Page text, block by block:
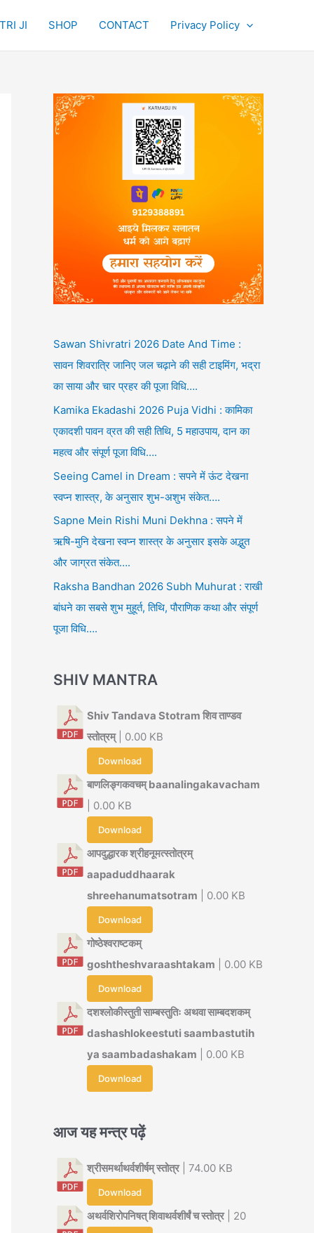
JI SHOP CONTACT Privacy Policy
Sawan Shivratri 2026 Date And Time :
सावन शिवरात्रि जानिए जल चढ़ाने की सही टाइमिंग, भद्रा
का साया और चार प्रहर की पूजा विधि….
Kamika Ekadashi 2026 Puja Vidhi : कामिका
एकादशी पावन व्रत की सही तिथि, 5 महाउपाय, दान का
महत्व और संपूर्ण पूजा विधि….
Seeing Camel in Dream : सपने में ऊंट देखना
स्वप्न शास्त्र, के अनुसार शुभ-अशुभ संकेत….
Sapne Mein Rishi Muni Dekhna : सपने में
ऋषि-मुनि देखना स्वप्न शास्त्र के अनुसार इसके अद्भुत
और जाग्रत संकेत….
Raksha Bandhan 2026 Subh Muhurat : राखी
बांधने का सबसे शुभ मुहूर्त, तिथि, पौराणिक कथा और संपूर्ण
पूजा विधि….
SHIV MANTRA
Shiv Tandava Stotram शिव ताण्डव
स्तोत्रम्| 0.00 KB
Download
बाणलिङ्गकवचम् baanalingakavacham
| 0.00 KB
Download
आपदुद्धारक श्रीहनूमत्स्तोत्रम्
aapaduddhaarak
shreehanumatsotram | 0.00 KB
Download
गोष्ठेश्वराष्टकम्
goshtheshvaraashtakam | 0.00 KB
Download
दशश्लोकीस्तुती साम्बस्तुतिः अथवा साम्बदशकम्
dashashlokeestuti saambastutih
ya saambadashakam | 0.00 KB
Download
आज यह मन्त्र पढ़ें
श्रीसमर्थाथर्वशीर्षम् स्तोत्र| 74.00 KB
Download
अथर्वशिरोपनिषत् शिवाथर्वशीर्षं च स्तोत्र| 20